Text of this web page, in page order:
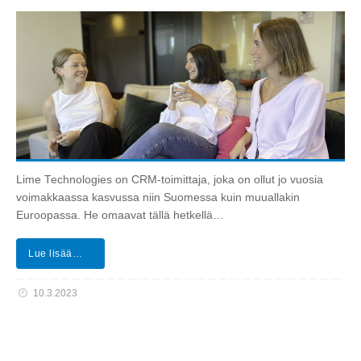
Lime Technologies on CRM-toimittaja, joka on ollut jo vuosia
voimakkaassa kasvussa niin Suomessa kuin muuallakin
Euroopassa. He omaavat tällä hetkellä…
Lue lisää…
10.3.2023